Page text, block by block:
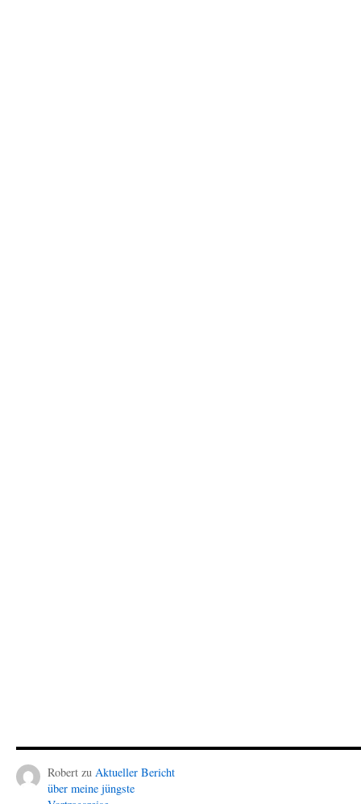
Robert zu Aktueller Bericht
über meine jüngste